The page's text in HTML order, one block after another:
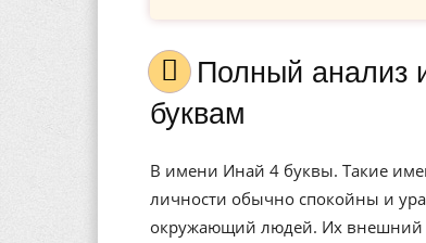
Полный анализ имени Инай, значение, и расшифровка по
буквам
В имени Инай 4 буквы. Такие
личности обычно спокойны и
окружающий людей. Их внешний